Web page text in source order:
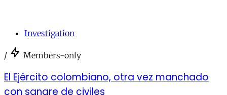
Investigation
/ Members-only
El Ejército colombiano, otra vez manchado
con sangre de civiles